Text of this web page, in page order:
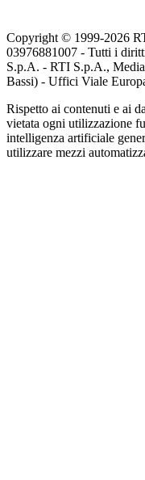
Copyright © 1999-2026
03976881007 - Tutti i
S.p.A. - RTI S.p.A.,
Bassi) - Uffici Viale
Rispetto ai contenuti e ai
vietata ogni utilizzazione
intelligenza artificiale
utilizzare mezzi